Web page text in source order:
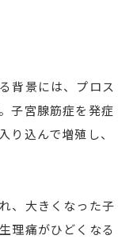
背景には、プロス
子宮腺筋症を発症
り込んで増殖し、
、大きくなった子
理痛がひどくなる